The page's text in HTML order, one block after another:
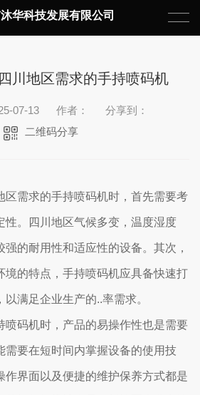
华科技发展有限公司
川地区需求的手持喷码机
07-13 作者：
分享到：
二维码分享
区需求的手持喷码机时，首先需要考
性。四川地区气候多变，温度湿度
的耐用性和适应性的设备。其次，
境的特点，手持喷码机应具备快速打
满足企业生产的..率需求。
喷码机时，产品的易操作性也是需要
需要在短时间内掌握设备的使用技
作界面以及便捷的维护保养方式都是